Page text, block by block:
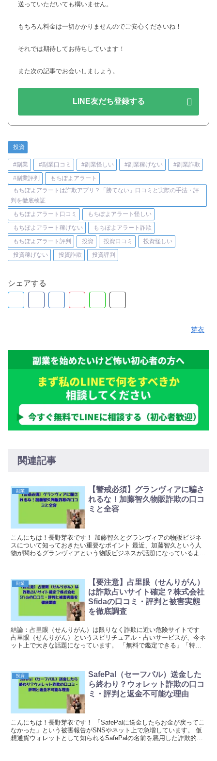
送っていただいても構いません。
もちろん料金は一切かかりませんのでご安心くださいね！
それでは期待してお待ちしています！
また次の記事でお会いしましょう。
LINE友だち登録する
投資
#副業 #副業口コミ #副業怪しい #副業稼げない
#副業詐欺
#副業評判
もちぽよアラート
もちぽよアラートは詐欺アプリ？「勝てない」口コミと実際の手法・評
判を徹底検証
もちぽよアラート口コミ
もちぽよアラート怪しい
もちぽよアラート稼げない
もちぽよアラート詐欺
もちぽよアラート評判
投資 投資口コミ
投資怪しい
投資稼げない
投資詐欺 投資評判
シェアする
芽衣
関連記事
副業
【警戒必須】グランヴィアに騙さ
れるな！加藤智久物販詐欺の口コ
ミと全容
こんにちは！長野芽衣です！ 加藤智久とグランヴィアの物販ビジネ
スについて知っておきたい重要なポイント 最近、加藤智久という人
物が関わるグランヴィアという物販ビジネスが話題になっているよう
副業
【要注意】占里眼（せんりがん）
は詐欺占いサイト確定？株式会社
Sfidaの口コミ・評判と被害実態
を徹底調査
結論：占里眼（せんりがん）は限りなく詐欺に近い危険サイトです
占里眼（せんりがん）というスピリチュアル・占いサービスが、今ネ
ット上で大きな話題になっています。 「無料で鑑定できる」「特別
投資
SafePal（セーフパル）送金した
ら終わり？ウォレット詐欺の口コ
ミ・評判と返金不可能な理由
こんにちは！長野芽衣です！ 「SafePalに送金したらお金が戻ってこ
なかった」という被害報告がSNSやネット上で急増しています。 仮
想通貨ウォレットとして知られるSafePalの名前を悪用した詐欺的な